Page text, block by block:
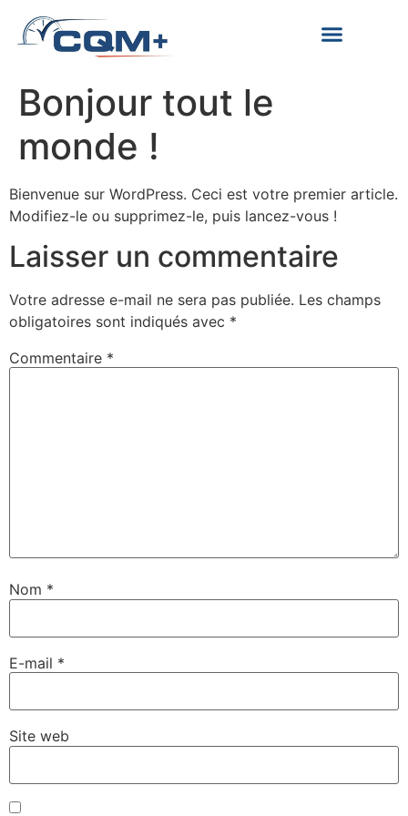
Bonjour tout le
monde !
Bienvenue sur WordPress. Ceci est votre premier article.
Modifiez-le ou supprimez-le, puis lancez-vous !
Laisser un commentaire
Votre adresse e-mail ne sera pas publiée. Les champs
obligatoires sont indiqués avec *
Commentaire *
Nom *
E-mail *
Site web